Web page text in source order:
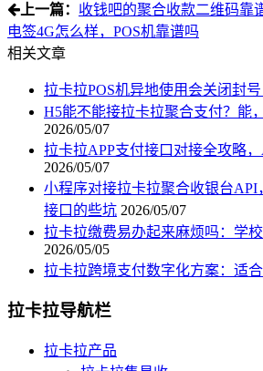
上一篇： 收钱吧的聚合收款二维码靠
电签4G怎么样，POS机靠谱吗
相关文章
拉卡拉POS机异地使用会关闭封
H5能不能接拉卡拉聚合支付？能
2026/05/07
拉卡拉APP支付接口对接全攻略
2026/05/07
小程序对接拉卡拉聚合收银台API
接口的些坑 2026/05/07
拉卡拉缴费易办起来麻烦吗：学
2026/05/05
拉卡拉跨境支付数字化方案：适
拉卡拉导航栏
拉卡拉产品